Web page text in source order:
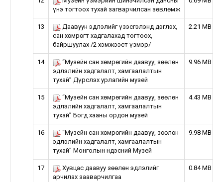
үнэ тогтоох тухай загварчилсан зөвлөмж
13
Даавуун эдлэлийг үзэсгэлэнд дэглэх,
сан хөмрөгт хадгалахад тогтоох,
байршуулах /2 хэмжээст үзмэр/
2.21 MB
14
“Музейн сан хөмрөгийн даавуу, зөөлөн
эдлэлийн хадгалалт, хамгаалалтын
тухай” Дүрслэх урлагийн музей
9.96 MB
15
“Музейн сан хөмрөгийн даавуу, зөөлөн
эдлэлийн хадгалалт, хамгаалалтын
тухай” Богд хааны ордон музей
4.43 MB
16
“Музейн сан хөмрөгийн даавуу, зөөлөн
эдлэлийн хадгалалт, хамгаалалтын
тухай” Монголын Үндэсний Музей
9.98 MB
17
Хувцас даавуу зөөлөн эдлэлийг
арчилах зааварчилгаа
0.84 MB